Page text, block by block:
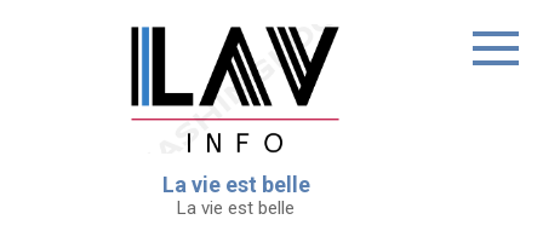
La vie est belle
La vie est belle